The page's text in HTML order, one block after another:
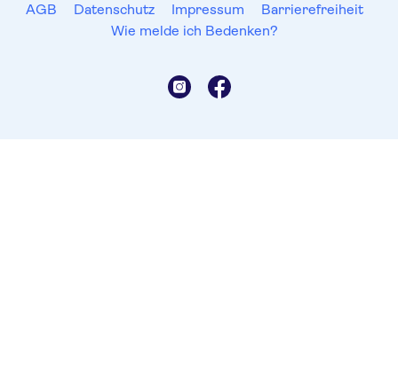
AGB Datenschutz Impressum
Barrierefreiheit
Wie melde ich Bedenken?